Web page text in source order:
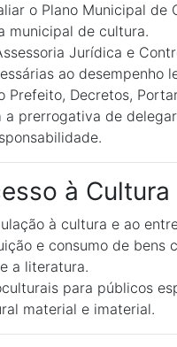
o Plano Municipal de
municipal de cultura.
Jurídica e
ao desempenho
Prefeito, Decretos,
a prerrogativa de
à Cultura
à cultura e ao
e consumo de bens
a literatura.
para públicos
material e imaterial.